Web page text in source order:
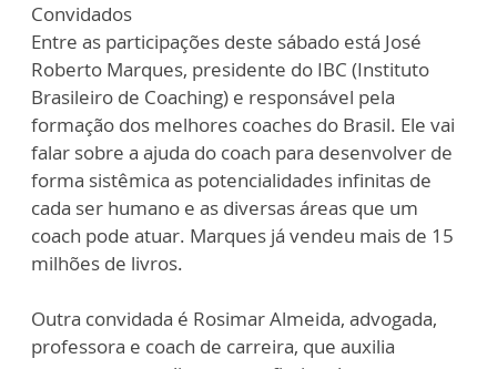
Convidados
Entre as participações deste sábado está José
Roberto Marques, presidente do IBC (Instituto
Brasileiro de Coaching) e responsável pela
formação dos melhores coaches do Brasil. Ele vai
falar sobre a ajuda do coach para desenvolver de
forma sistêmica as potencialidades infinitas de
cada ser humano e as diversas áreas que um
coach pode atuar. Marques já vendeu mais de 15
milhões de livros.
Outra convidada é Rosimar Almeida, advogada,
professora e coach de carreira, que auxilia